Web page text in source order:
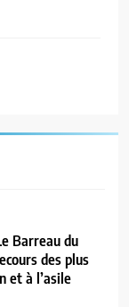
Barreau du
des plus
et à l’asile